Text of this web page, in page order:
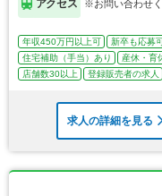
アクセス ※お問い合わせ
年収450万円以上可 新卒も応募
住宅補助（手当）あり
産休・育
店舗数30以上
登録販売者の求人
求人の詳細を見る